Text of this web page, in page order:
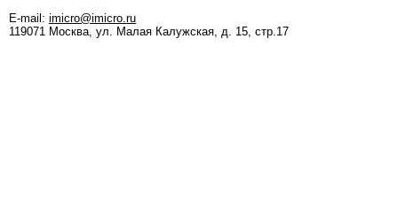
E-mail: imicro@imicro.ru
119071 Москва, ул. Малая Калужская, д. 15, стр.17